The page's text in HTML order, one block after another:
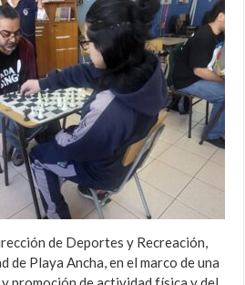
de Deportes y Recreación,
de Playa Ancha, en el marco de una